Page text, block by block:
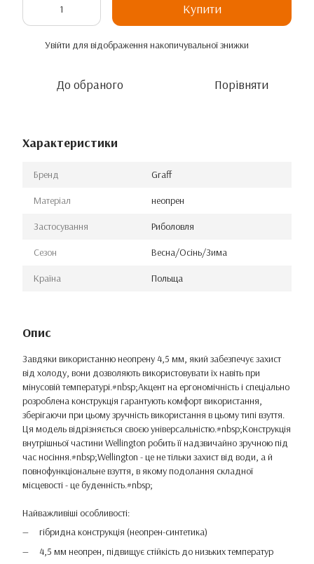
Купити
Увійти для відображення накопичувальної знижки
До обраного Порівняти
Характеристики
Бренд Graff
Матеріал неопрен
Застосування Риболовля
Сезон Весна/Осінь/Зима
Країна Польща
Опис
Завдяки використанню неопрену 4,5 мм, який забезпечує захист
від холоду, вони дозволяють використовувати їх навіть при
мінусовій температурі.#nbsp;Акцент на ергономічність і спеціально
розроблена конструкція гарантують комфорт використання,
зберігаючи при цьому зручність використання в цьому типі взуття.
Ця модель відрізняється своєю універсальністю.#nbsp;Конструкція
внутрішньої частини Wellington робить її надзвичайно зручною під
час носіння.#nbsp;Wellington - це не тільки захист від води, а й
повнофункціональне взуття, в якому подолання складної
місцевості - це буденність.#nbsp;
Найважливіші особливості:
гібридна конструкція (неопрен-синтетика)
4,5 мм неопрен, підвищує стійкість до низьких температур